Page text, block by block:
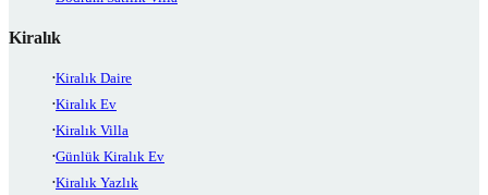
Kiralık
Kiralık Daire
Kiralık Ev
Kiralık Villa
Günlük Kiralık Ev
Kiralık Yazlık